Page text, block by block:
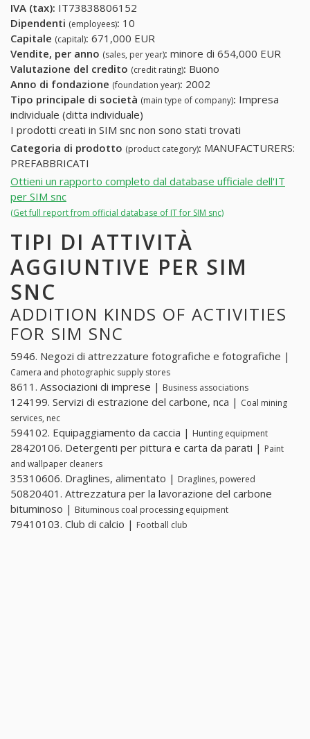
IVA (tax): IT73838806152
Dipendenti (employees): 10
Capitale (capital): 671,000 EUR
Vendite, per anno (sales, per year): minore di 654,000 EUR
Valutazione del credito (credit rating): Buono
Anno di fondazione (foundation year): 2002
Tipo principale di società (main type of company): Impresa
individuale (ditta individuale)
I prodotti creati in SIM snc non sono stati trovati
Categoria di prodotto (product category): MANUFACTURERS:
PREFABBRICATI
Ottieni un rapporto completo dal database ufficiale dell'IT
per SIM snc
(Get full report from official database of IT for SIM snc)
TIPI DI ATTIVITÀ
AGGIUNTIVE PER SIM
SNC
ADDITION KINDS OF ACTIVITIES
FOR SIM SNC
5946. Negozi di attrezzature fotografiche e fotografiche |
Camera and photographic supply stores
8611. Associazioni di imprese | Business associations
124199. Servizi di estrazione del carbone, nca | Coal mining
services, nec
594102. Equipaggiamento da caccia | Hunting equipment
28420106. Detergenti per pittura e carta da parati | Paint
and wallpaper cleaners
35310606. Draglines, alimentato | Draglines, powered
50820401. Attrezzatura per la lavorazione del carbone
bituminoso | Bituminous coal processing equipment
79410103. Club di calcio | Football club